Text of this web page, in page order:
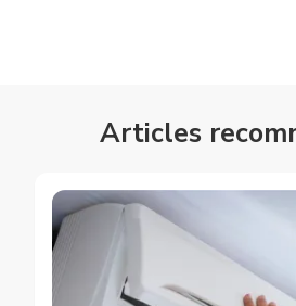
Articles